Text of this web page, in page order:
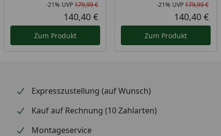
Rabatt in Prozent
-21%
Ursprünglicher Preis
UVP179,99 €
Aktueller Preis
140,40 €
Zum Produkt
-21% UVP179,99 €
140,40 €
Zum Produkt
Expresszustellung (auf Wunsch)
Kauf auf Rechnung (10 Zahlarten)
Montageservice